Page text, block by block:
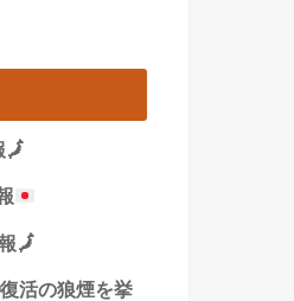
🗾
🗾
活の狼煙を挙